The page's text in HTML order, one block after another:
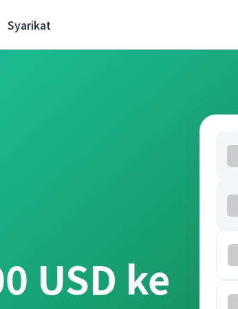
Syarikat
USD ke